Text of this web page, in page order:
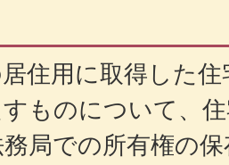
住用に取得した
ものについて、
局での所有権の